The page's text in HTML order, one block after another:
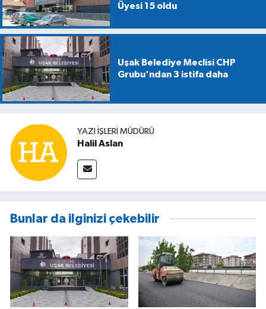
Üyesi 15 oldu
Uşak Belediye Meclisi CHP
Grubu'ndan 3 istifa daha
YAZI İŞLERİ MÜDÜRÜ
Halil Aslan
Bunlar da ilginizi çekebilir